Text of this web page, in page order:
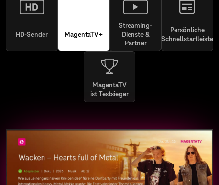
HD-Sender MagentaTV+
Streaming-
Dienste &
Partner
Persönliche
Schnellstartleiste
MagentaTV
ist Testsieger